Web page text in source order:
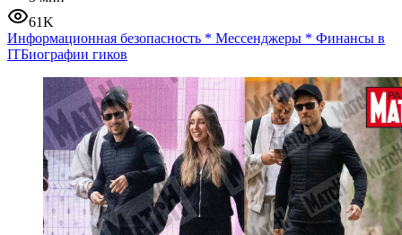
61K
Информационная безопасность * Мессенджеры * Финансы в
ITБиографии гиков